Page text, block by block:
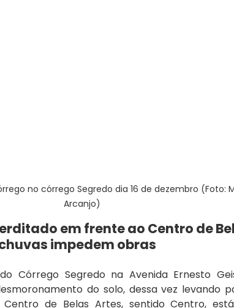
no córrego Segredo dia 16 de dezembro (Foto:
Arcanjo)
em frente ao Centro de
impedem obras
Córrego Segredo na Avenida Ernesto
do solo, dessa vez levando
de Belas Artes, sentido Centro,